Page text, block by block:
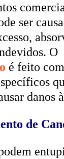
ser
O
é feito com
danos
de